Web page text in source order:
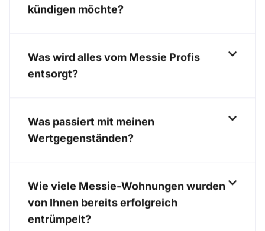
kündigen möchte?
Was wird alles vom Messie Profis
entsorgt?
Was passiert mit meinen
Wertgegenständen?
Wie viele Messie-Wohnungen wurden
von Ihnen bereits erfolgreich
entrümpelt?